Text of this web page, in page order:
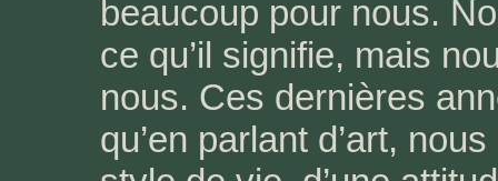
beaucoup pour nous.
ce qu’il signifie, mais
nous. Ces dernières
qu’en parlant d’art,